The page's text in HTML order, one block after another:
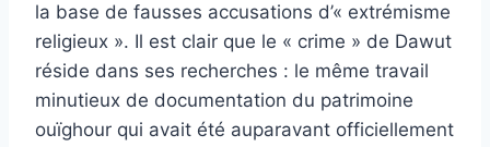
la base de fausses accusations d’« extrémisme
religieux ». Il est clair que le « crime » de Dawut
réside dans ses recherches : le même travail
minutieux de documentation du patrimoine
ouïghour qui avait été auparavant officiellement